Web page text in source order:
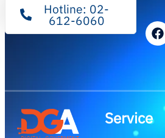
Hotline: 02-
612-6060
Service